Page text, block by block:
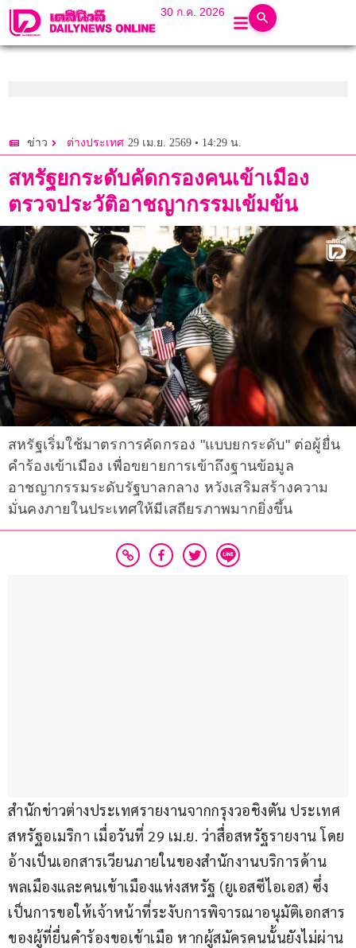
30 ก.ค. 2026
ข่าว ต่างประเทศ 29 เม.ย. 2569 • 14:29 น.
สหรัฐยกระดับคัดกรองคนเข้าเมือง
ตรวจประวัติอาชญากรรมเข้มข้น
สหรัฐเริ่มใช้มาตรการคัดกรอง "แบบยกระดับ" ต่อผู้ยื่น
คำร้องเข้าเมือง เพื่อขยายการเข้าถึงฐานข้อมูล
อาชญากรรมระดับรัฐบาลกลาง หวังเสริมสร้างความ
มั่นคงภายในประเทศให้มีเสถียรภาพมากยิ่งขึ้น
สำนักข่าวต่างประเทศรายงานจากกรุงวอชิงตัน ประเทศ
สหรัฐอเมริกา เมื่อวันที่ 29 เม.ย. ว่าสื่อสหรัฐรายงาน โดย
อ้างเป็นเอกสารเวียนภายในของสำนักงานบริการด้าน
พลเมืองและคนเข้าเมืองแห่งสหรัฐ (ยูเอสซีไอเอส) ซึ่ง
เป็นการขอให้เจ้าหน้าที่ระงับการพิจารณาอนุมัติเอกสาร
ของผู้ที่ยื่นคำร้องขอเข้าเมือ หากผู้สมัครคนนั้นยังไม่ผ่าน